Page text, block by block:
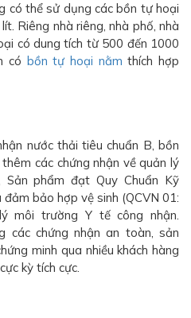
có thể sử dụng các bồn tự hoại
Riêng nhà riêng, nhà phố, nhà
có dung tích từ 500 đến 1000
có bồn tự hoại nằm thích hợp
nước thải tiêu chuẩn B, bồn
các chứng nhận về quản lý
Sản phẩm đạt Quy Chuẩn Kỹ
bảo hợp vệ sinh (QCVN 01:
môi trường Y tế công nhận.
các chứng nhận an toàn, sản
minh qua nhiều khách hàng
kỳ tích cực.